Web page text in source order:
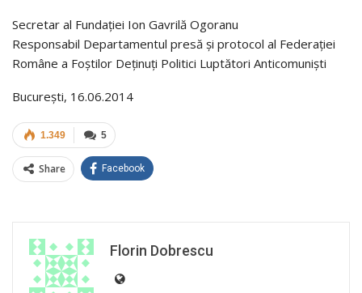
Secretar al Fundaţiei Ion Gavrilă Ogoranu
Responsabil Departamentul presă şi protocol al Federaţiei
Române a Foştilor Deţinuţi Politici Luptători Anticomunişti
Bucureşti, 16.06.2014
5
1.349
Share Facebook
Florin Dobrescu